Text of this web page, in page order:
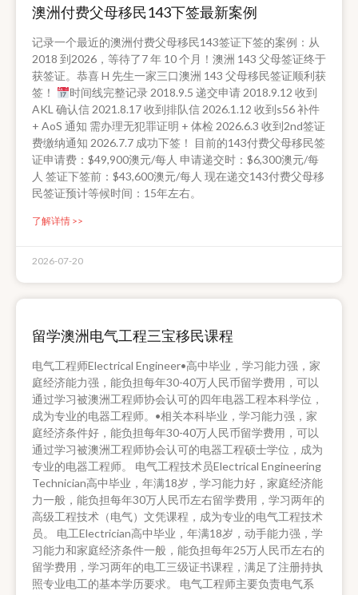
澳洲付费父母移民143下签最新案例
记录一个最近的澳洲付费父母移民143签证下签的案例：从
2018 到2026，等待了7 年 10 个月！澳洲 143 父母签证终于
获签证。恭喜 H 先生一家三口澳洲 143 父母移民签证顺利获
签！
时间线完整记录 2018.9.5 递交申请 2018.9.12 收到
AKL 确认信 2021.8.17 收到排队信 2026.1.12 收到s56 补件
+ AoS 通知 需办理无犯罪证明 + 体检 2026.6.3 收到2nd签证
费缴纳通知 2026.7.7 成功下签！ 目前的143付费父母移民签
证申请费：$49,900澳元/每人 申请递交时：$6,300澳元/每
人 签证下签前：$43,600澳元/每人 现在递交143付费父母移
民签证预计等候时间：15年左右。
了解详情 >>
2026-07-20
留学澳洲电气工程三宝移民课程
电气工程师Electrical Engineer•高中毕业，学习能力强，家
庭经济能力强，能负担每年30-40万人民币留学费用，可以
通过学习被澳洲工程师协会认可的四年电器工程本科学位，
成为专业的电器工程师。•相关本科毕业，学习能力强，家
庭经济条件好，能负担每年30-40万人民币留学费用，可以
通过学习被澳洲工程师协会认可的电器工程硕士学位，成为
专业的电器工程师。 电气工程技术员Electrical Engineering
Technician高中毕业，年满18岁，学习能力好，家庭经济能
力一般，能负担每年30万人民币左右留学费用，学习两年的
高级工程技术（电气）文凭课程，成为专业的电气工程技术
员。 电工Electrician高中毕业，年满18岁，动手能力强，学
习能力和家庭经济条件一般，能负担每年25万人民币左右的
留学费用，学习两年的电工三级证书课程，满足了注册持执
照专业电工的基本学历要求。 电气工程师主要负责电气系